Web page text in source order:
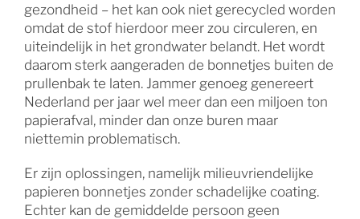
gezondheid – het kan ook niet gerecycled worden
omdat de stof hierdoor meer zou circuleren, en
uiteindelijk in het grondwater belandt. Het wordt
daarom sterk aangeraden de bonnetjes buiten de
prullenbak te laten. Jammer genoeg genereert
Nederland per jaar wel meer dan een miljoen ton
papierafval, minder dan onze buren maar
niettemin problematisch.
Er zijn oplossingen, namelijk milieuvriendelijke
papieren bonnetjes zonder schadelijke coating.
Echter kan de gemiddelde persoon geen